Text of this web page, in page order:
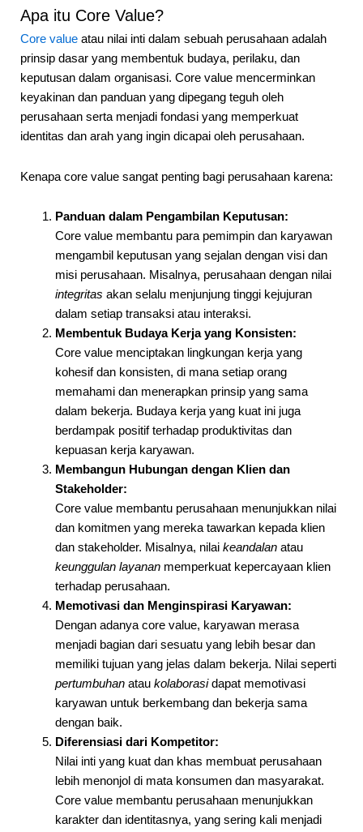
Apa itu Core Value?
Core valueatau nilai inti dalam sebuah perusahaan adalah
prinsip dasar yang membentuk budaya, perilaku, dan
keputusan dalam organisasi. Core value mencerminkan
keyakinan dan panduan yang dipegang teguh oleh
perusahaan serta menjadi fondasi yang memperkuat
identitas dan arah yang ingin dicapai oleh perusahaan.
Kenapa core value sangat penting bagi perusahaan karena:
Panduan dalam Pengambilan Keputusan:
Core value membantu para pemimpin dan karyawan
mengambil keputusan yang sejalan dengan visi dan
misi perusahaan. Misalnya, perusahaan dengan nilai
integritas akan selalu menjunjung tinggi kejujuran
dalam setiap transaksi atau interaksi.
Membentuk Budaya Kerja yang Konsisten:
Core value menciptakan lingkungan kerja yang
kohesif dan konsisten, di mana setiap orang
memahami dan menerapkan prinsip yang sama
dalam bekerja. Budaya kerja yang kuat ini juga
berdampak positif terhadap produktivitas dan
kepuasan kerja karyawan.
Membangun Hubungan dengan Klien dan
Stakeholder:
Core value membantu perusahaan menunjukkan nilai
dan komitmen yang mereka tawarkan kepada klien
dan stakeholder. Misalnya, nilaikeandalan atau
keunggulan layanan memperkuat kepercayaan klien
terhadap perusahaan.
Memotivasi dan Menginspirasi Karyawan:
Dengan adanya core value, karyawan merasa
menjadi bagian dari sesuatu yang lebih besar dan
memiliki tujuan yang jelas dalam bekerja. Nilai seperti
pertumbuhan ataukolaborasidapat memotivasi
karyawan untuk berkembang dan bekerja sama
dengan baik.
Diferensiasi dari Kompetitor:
Nilai inti yang kuat dan khas membuat perusahaan
lebih menonjol di mata konsumen dan masyarakat.
Core value membantu perusahaan menunjukkan
karakter dan identitasnya, yang sering kali menjadi